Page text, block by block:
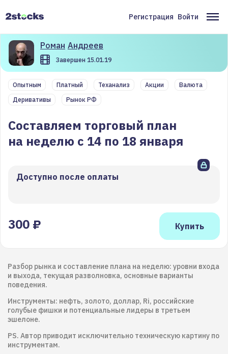
содержанию
Меню
пользователя
Регистрация Войти
Роман Андреев
Завершен 15.01.19
Составляем торговый план
на неделю с 14 по 18 января
Доступно после оплаты
Опытным Платный Теханализ Акции
Валюта
Деривативы
Рынок РФ
300 ₽
Разбор рынка и составление плана на неделю: уровни входа
и выхода, текущая разволновка, основные варианты
поведения.
Инструменты: нефть, золото, доллар, Ri, российские
голубые фишки и потенциальные лидеры в третьем
эшелоне.
PS. Автор приводит исключительно техническую картину по
инструментам.